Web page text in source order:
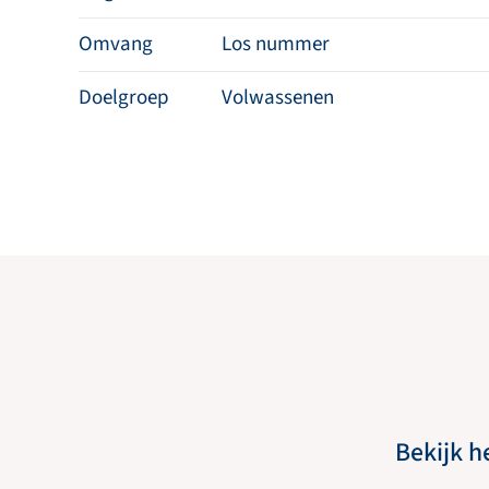
Omvang
Los nummer
Doelgroep
Volwassenen
Bekijk